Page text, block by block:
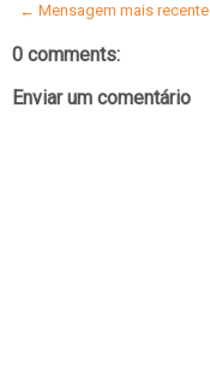
← Mensagem mais recente
0 comments:
Enviar um comentário